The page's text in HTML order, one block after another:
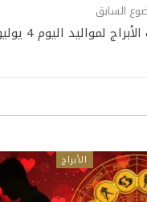
السابق
لمواليد اليوم 4 يوليو
الأبراج